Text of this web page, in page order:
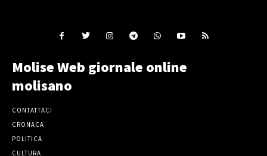
Molise Web giornale online
molisano
CONTATTACI
CRONACA
POLITICA
CULTURA